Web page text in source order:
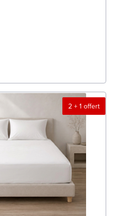
2 + 1 offert